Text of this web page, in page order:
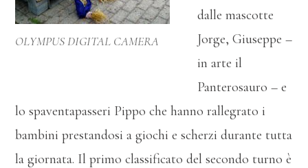
OLYMPUS DIGITAL CAMERA
dalle mascotte
Jorge, Giuseppe –
in arte il
Panterosauro – e
lo spaventapasseri Pippo che hanno rallegrato i
bambini prestandosi a giochi e scherzi durante tutta
la giornata. Il primo classificato del secondo turno è